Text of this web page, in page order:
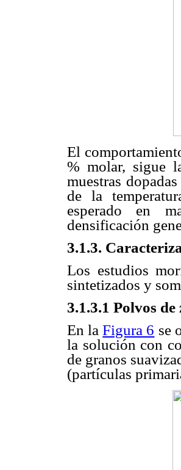
El
% molar, sigue
muestras
de la
esperado en
densificación
3.1.3.
Los estudios
sintetizados y
3.1.3.1 Polvos
En laFigura 6 se
la solución con
de granos
(partículas